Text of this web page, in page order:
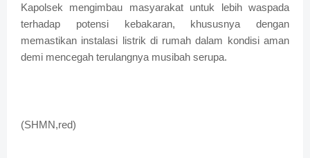
Kapolsek mengimbau masyarakat untuk lebih waspada
terhadap potensi kebakaran, khususnya dengan
memastikan instalasi listrik di rumah dalam kondisi aman
demi mencegah terulangnya musibah serupa.
(SHMN,red)